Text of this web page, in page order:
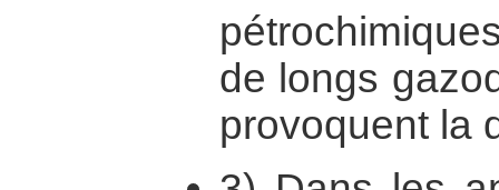
de longs
provoquent la